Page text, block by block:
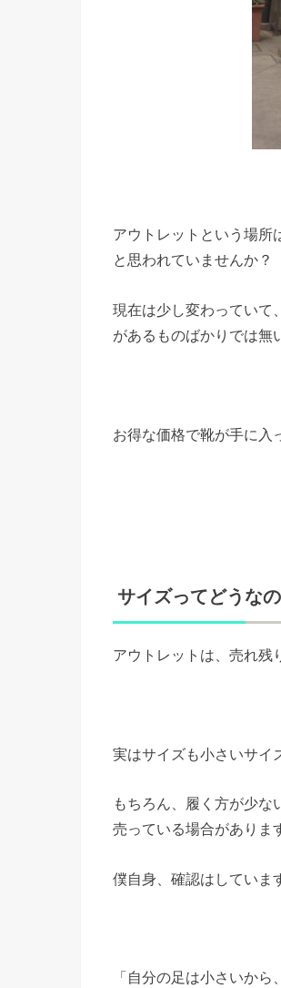
アウトレットという場所
と思われていませんか？
現在は少し変わっていて
があるものばかりでは無
お得な価格で靴が手に入
サイズってどうな
アウトレットは、売れ残
実はサイズも小さいサイ
もちろん、履く方が少な
売っている場合がありま
僕自身、確認はしていま
「自分の足は小さいから